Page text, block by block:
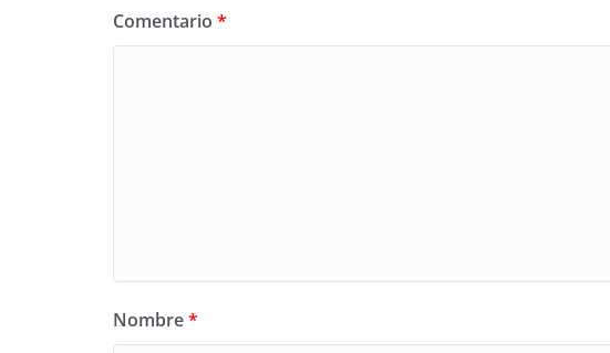
Comentario *
Nombre*